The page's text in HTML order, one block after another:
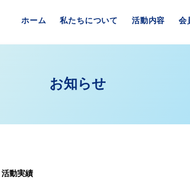
ホーム 私たちについて 活動内容 会
​お知らせ
活動実績